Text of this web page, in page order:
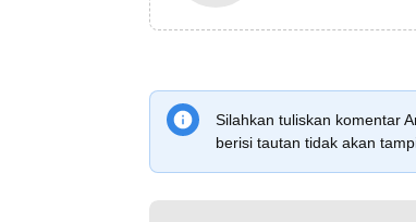
Silahkan tuliskan komentar
berisi tautan tidak akan